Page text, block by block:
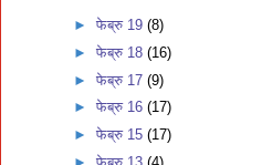
►फेब्रु 19(8)
►फेब्रु 18(16)
►फेब्रु 17(9)
►फेब्रु 16(17)
►फेब्रु 15(17)